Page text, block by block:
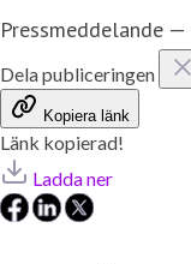
Pressmeddelande —
Dela publiceringen
Kopiera länk
Länk kopierad!
Ladda ner